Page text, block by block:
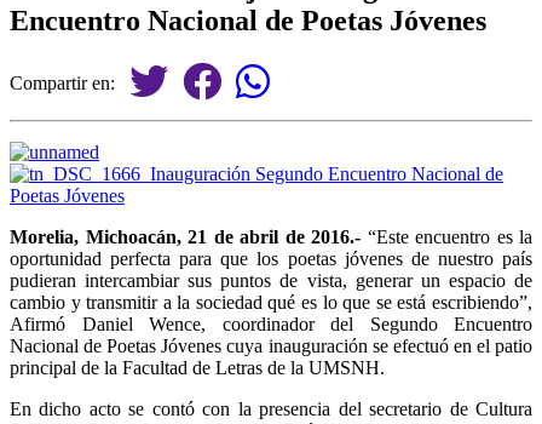
Encuentro Nacional de Poetas Jóvenes
Compartir en:
Morelia, Michoacán, 21 de abril de 2016.- “Este encuentro es la
oportunidad perfecta para que los poetas jóvenes de nuestro país
pudieran intercambiar sus puntos de vista, generar un espacio de
cambio y transmitir a la sociedad qué es lo que se está escribiendo”,
Afirmó Daniel Wence, coordinador del Segundo Encuentro
Nacional de Poetas Jóvenes cuya inauguración se efectuó en el patio
principal de la Facultad de Letras de la UMSNH.
En dicho acto se contó con la presencia del secretario de Cultura